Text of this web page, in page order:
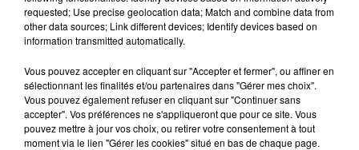
requested; Use precise geolocation data; Match and combine data from
other data sources; Link different devices; Identify devices based on
information transmitted automatically.
Vous pouvez accepter en cliquant sur "Accepter et fermer", ou affiner en
sélectionnant les finalités et/ou partenaires dans "Gérer mes choix".
Vous pouvez également refuser en cliquant sur "Continuer sans
accepter". Vos préférences ne s'appliqueront que pour ce site. Vous
pouvez mettre à jour vos choix, ou retirer votre consentement à tout
moment via le lien "Gérer les cookies" situé en bas de chaque page.